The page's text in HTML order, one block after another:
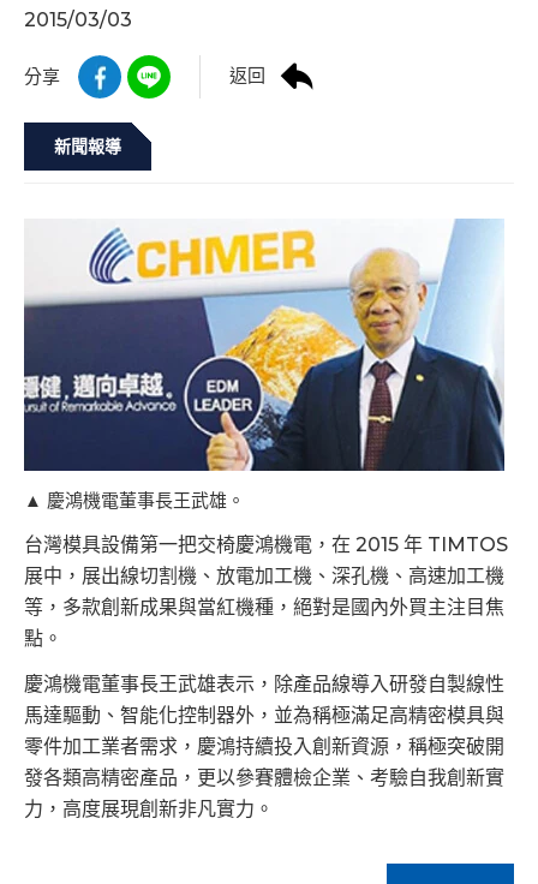
2015/03/03
分享 返回
新聞報導
▲ 慶鴻機電董事長王武雄。
台灣模具設備第一把交椅慶鴻機電，在 2015 年 TIMTOS
展中，展出線切割機、放電加工機、深孔機、高速加工機
等，多款創新成果與當紅機種，絕對是國內外買主注目焦
點。
慶鴻機電董事長王武雄表示，除產品線導入研發自製線性
馬達驅動、智能化控制器外，並為稱極滿足高精密模具與
零件加工業者需求，慶鴻持續投入創新資源，稱極突破開
發各類高精密產品，更以參賽體檢企業、考驗自我創新實
力，高度展現創新非凡實力。